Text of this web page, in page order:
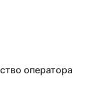
оператора